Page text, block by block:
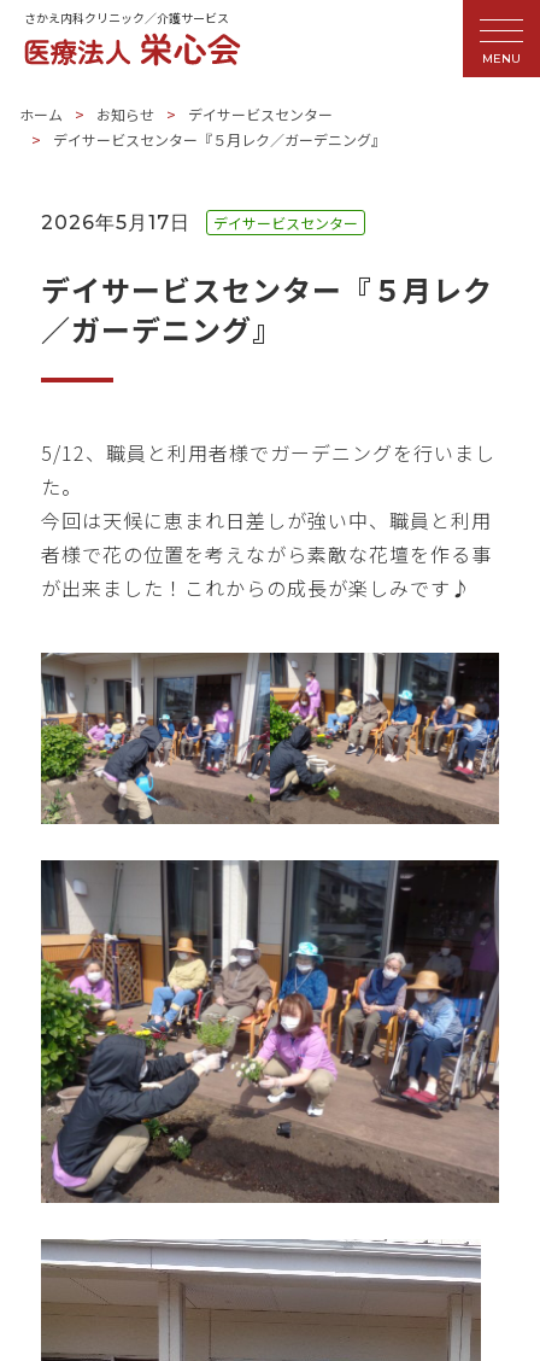
MENU
さかえ内科クリニック／介護サービス
ホーム お知らせ
デイサービスセンター
デイサービスセンター『５月レク／ガーデニング』
2026年5月17日 デイサービスセンター
デイサービスセンター『５月レク
／ガーデニング』
5/12、職員と利用者様でガーデニングを行いまし
た。
今回は天候に恵まれ日差しが強い中、職員と利用
者様で花の位置を考えながら素敵な花壇を作る事
が出来ました！これからの成長が楽しみです♪